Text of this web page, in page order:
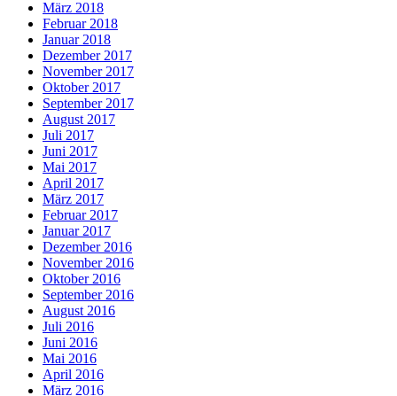
März 2018
Februar 2018
Januar 2018
Dezember 2017
November 2017
Oktober 2017
September 2017
August 2017
Juli 2017
Juni 2017
Mai 2017
April 2017
März 2017
Februar 2017
Januar 2017
Dezember 2016
November 2016
Oktober 2016
September 2016
August 2016
Juli 2016
Juni 2016
Mai 2016
April 2016
März 2016